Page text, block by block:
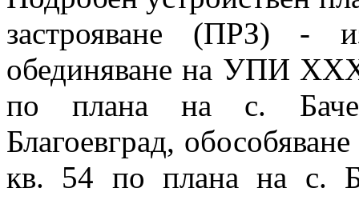
застрояване (ПРЗ) -
обединяване на УПИ
по плана на с.
Благоевград,
кв. 54 по плана на с.